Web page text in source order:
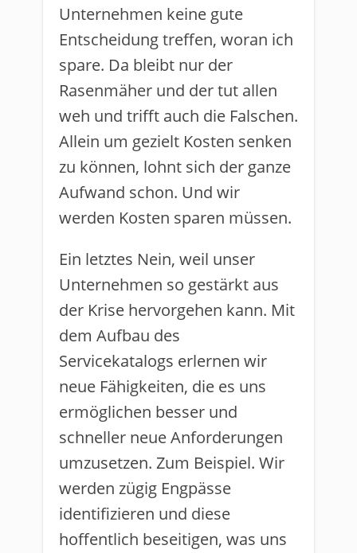
Unternehmen keine gute
Entscheidung treffen, woran ich
spare. Da bleibt nur der
Rasenmäher und der tut allen
weh und trifft auch die Falschen.
Allein um gezielt Kosten senken
zu können, lohnt sich der ganze
Aufwand schon. Und wir
werden Kosten sparen müssen.
Ein letztes Nein, weil unser
Unternehmen so gestärkt aus
der Krise hervorgehen kann. Mit
dem Aufbau des
Servicekatalogs erlernen wir
neue Fähigkeiten, die es uns
ermöglichen besser und
schneller neue Anforderungen
umzusetzen. Zum Beispiel. Wir
werden zügig Engpässe
identifizieren und diese
hoffentlich beseitigen, was uns